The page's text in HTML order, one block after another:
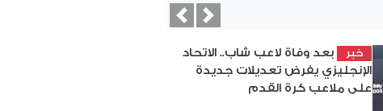
خبر
بعد وفاة لاعب شاب.. الاتحاد
الإنجليزي يفرض تعديلات جديدة
على ملاعب كرة القدم
PreviousNext